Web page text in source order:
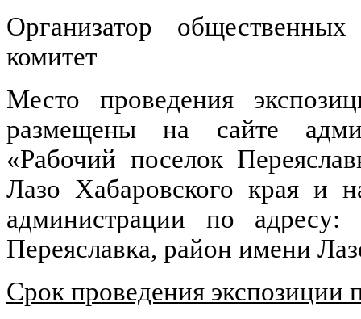
Организатор
комитет
Место проведения
размещены на сайте
«Рабочий поселок
Лазо Хабаровского края и
администрации по
Переяславка, район имени
Срок проведения экспозиции